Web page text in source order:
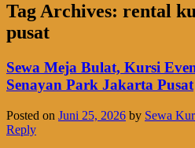
Tag Archives: rental
pusat
Sewa Meja Bulat, Kursi
Senayan Park Jakarta Pusat
Posted on Juni 25, 2026 by Sewa
Reply